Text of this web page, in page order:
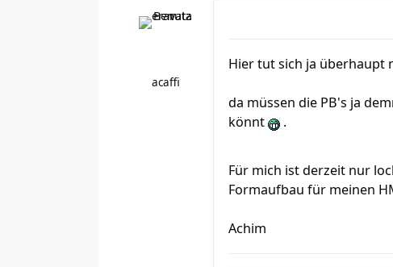
acaffi
Hier tut sich ja überhaupt
da müssen die PB's ja
könnt
.
Für mich ist derzeit nur
Formaufbau für meinen
Achim